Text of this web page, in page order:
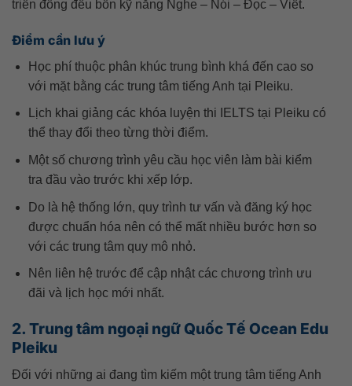
triển đồng đều bốn kỹ năng Nghe – Nói – Đọc – Viết.
Điểm cần lưu ý
Học phí thuộc phân khúc trung bình khá đến cao so
với mặt bằng các trung tâm tiếng Anh tại Pleiku.
Lịch khai giảng các khóa luyện thi IELTS tại Pleiku có
thể thay đổi theo từng thời điểm.
Một số chương trình yêu cầu học viên làm bài kiểm
tra đầu vào trước khi xếp lớp.
Do là hệ thống lớn, quy trình tư vấn và đăng ký học
được chuẩn hóa nên có thể mất nhiều bước hơn so
với các trung tâm quy mô nhỏ.
Nên liên hệ trước để cập nhật các chương trình ưu
đãi và lịch học mới nhất.
2. Trung tâm ngoại ngữ Quốc Tế Ocean Edu
Pleiku
Đối với những ai đang tìm kiếm một trung tâm tiếng Anh